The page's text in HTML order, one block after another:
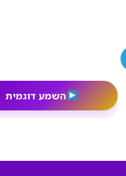
השמע דוגמית